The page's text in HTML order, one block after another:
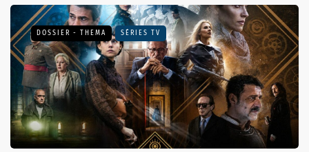
DOSSIER - THEMA SÉRIES TV